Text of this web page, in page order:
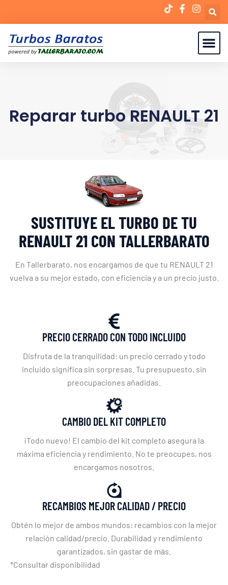
Reparar turbo RENAULT 21
SUSTITUYE EL TURBO DE TU
RENAULT 21 CON TALLERBARATO
En Tallerbarato, nos encargamos de que tu RENAULT 21
vuelva a su mejor estado, con eficiencia y a un precio justo.
PRECIO CERRADO CON TODO INCLUIDO
Disfruta de la tranquilidad: un precio cerrado y todo
incluido significa sin sorpresas. Tu presupuesto, sin
preocupaciones añadidas.
CAMBIO DEL KIT COMPLETO
¡Todo nuevo! El cambio del kit completo asegura la
máxima eficiencia y rendimiento. No te preocupes, nos
encargamos nosotros.
RECAMBIOS MEJOR CALIDAD / PRECIO
Obtén lo mejor de ambos mundos: recambios con la mejor
relación calidad/precio. Durabilidad y rendimiento
garantizados, sin gastar de más.
*Consultar disponibilidad